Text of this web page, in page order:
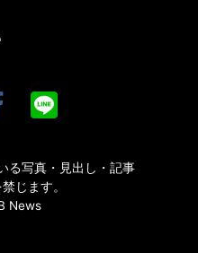
る写真・見出し・記事
じます。
News